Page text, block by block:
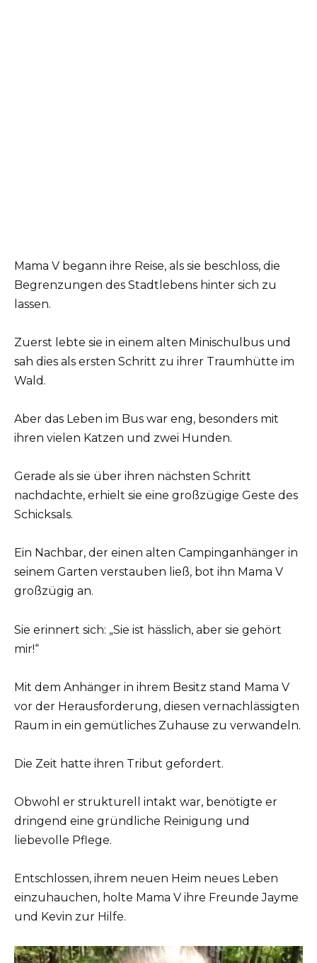
Mama V begann ihre Reise, als sie beschloss, die
Begrenzungen des Stadtlebens hinter sich zu
lassen.
Zuerst lebte sie in einem alten Minischulbus und
sah dies als ersten Schritt zu ihrer Traumhütte im
Wald.
Aber das Leben im Bus war eng, besonders mit
ihren vielen Katzen und zwei Hunden.
Gerade als sie über ihren nächsten Schritt
nachdachte, erhielt sie eine großzügige Geste des
Schicksals.
Ein Nachbar, der einen alten Campinganhänger in
seinem Garten verstauben ließ, bot ihn Mama V
großzügig an.
Sie erinnert sich: „Sie ist hässlich, aber sie gehört
mir!“
Mit dem Anhänger in ihrem Besitz stand Mama V
vor der Herausforderung, diesen vernachlässigten
Raum in ein gemütliches Zuhause zu verwandeln.
Die Zeit hatte ihren Tribut gefordert.
Obwohl er strukturell intakt war, benötigte er
dringend eine gründliche Reinigung und
liebevolle Pflege.
Entschlossen, ihrem neuen Heim neues Leben
einzuhauchen, holte Mama V ihre Freunde Jayme
und Kevin zur Hilfe.